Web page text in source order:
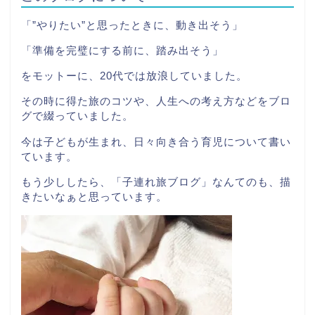
「”やりたい”と思ったときに、動き出そう」
「準備を完璧にする前に、踏み出そう」
をモットーに、20代では放浪していました。
その時に得た旅のコツや、人生への考え方などをブロ
グで綴っていました。
今は子どもが生まれ、日々向き合う育児について書い
ています。
もう少ししたら、「子連れ旅ブログ」なんてのも、描
きたいなぁと思っています。